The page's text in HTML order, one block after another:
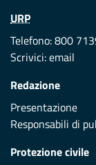
URP
Telefono: 800
Scrivici:email
Redazione
Presentazione
Responsabili di
Protezione civile